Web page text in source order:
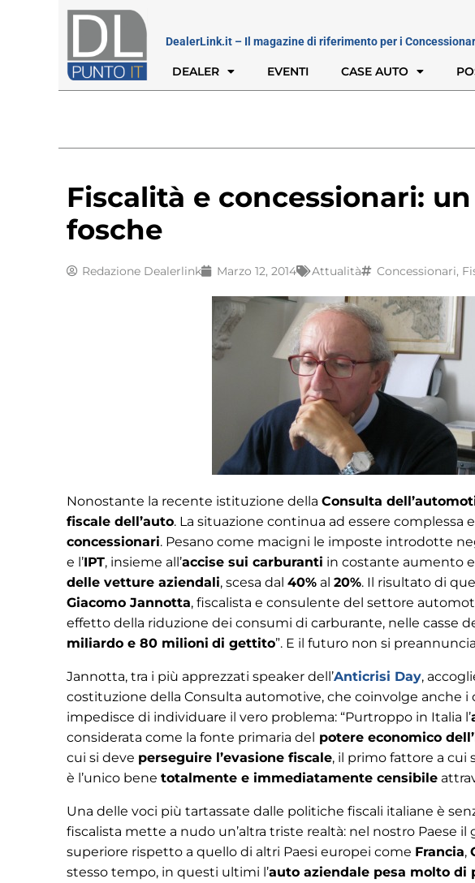
DealerLink.it – Il magazine di riferimento per i
DEALER EVENTI CASE AUTO
Fiscalità e concessionari:
fosche
Redazione Dealerlink Marzo 12, 2014 Attualità Concessionari,
Nonostante la recente istituzione della Consulta
fiscale dell’auto. La situazione continua ad essere complessa
concessionari. Pesano come macigni le imposte introdotte
e l’IPT, insieme all’accise sui carburanti in costante aumento e
delle vetture aziendali, scesa dal 40% al 20%. Il risultato di
Giacomo Jannotta, fiscalista e consulente del settore
effetto della riduzione dei consumi di carburante, nelle casse
miliardo e 80 milioni di gettito”. E il futuro non si
Jannotta, tra i più apprezzati speaker dell’Anticrisi Day,
costituzione della Consulta automotive, che coinvolge anche i
impedisce di individuare il vero problema: “Purtroppo in Italia l’
considerata come la fonte primaria del potere economico
cui si deve perseguire l’evasione fiscale, il primo fattore a cui
è l’unico bene totalmente e immediatamente censibile
Una delle voci più tartassate dalle politiche fiscali italiane è
fiscalista mette a nudo un’altra triste realtà: nel nostro Paese
superiore rispetto a quello di altri Paesi europei come Francia,
stesso tempo, in questi ultimi l’auto aziendale pesa molto di